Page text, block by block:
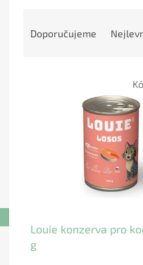
Doporučujeme
Louie konzerva pro
g